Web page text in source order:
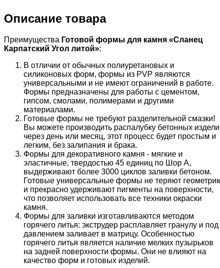
Описание товара
Преимущества Готовой формы для камня «Сланец
Карпатский Угол литой»:
В отличии от обычных полиуретановых и
силиконовых форм, формы из PVP являются
универсальными и не имеют ограничений в работе.
Формы предназначены для работы с цементом,
гипсом, смолами, полимерами и другими
материалами.
Готовые формы не требуют разделительной смазки!
Вы можете производить распалубку бетонных
через день или месяц, этот процесс будет простым и
легким, без залипания и брака.
Формы для декоративного камня - мягкие и
эластичные, твердостью 45 единиц по Шор А,
выдерживают более 3000 циклов заливки бетоном.
Готовые универсальные формы не теряют
и прекрасно удерживают пигменты на поверхности,
что позволяет использовать все техники окраски
камня.
Формы для заливки изготавливаются методом
горячего литья: экструдер расплавляет гранулу и под
давлением заливает в матрицу. Особенностью
горячего литья является наличие мелких пузырьков
на задней поверхности формы. Они не влияют на
качество форм и готовых изделий.